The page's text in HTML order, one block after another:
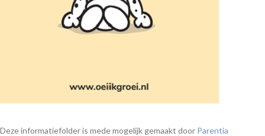
Deze informatiefolder is mede mogelijk gemaakt door Parentia